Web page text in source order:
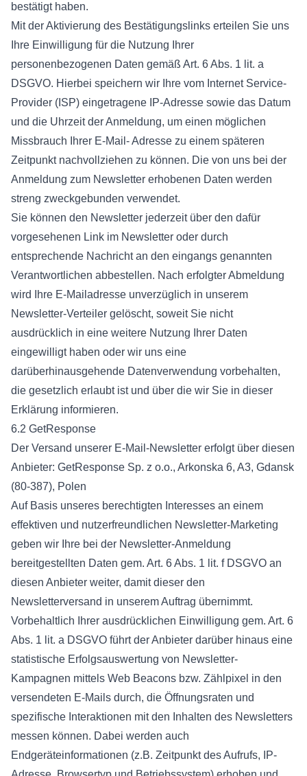
bestätigt haben.
Mit der Aktivierung des Bestätigungslinks erteilen Sie uns
Ihre Einwilligung für die Nutzung Ihrer
personenbezogenen Daten gemäß Art. 6 Abs. 1 lit. a
DSGVO. Hierbei speichern wir Ihre vom Internet Service-
Provider (ISP) eingetragene IP-Adresse sowie das Datum
und die Uhrzeit der Anmeldung, um einen möglichen
Missbrauch Ihrer E-Mail- Adresse zu einem späteren
Zeitpunkt nachvollziehen zu können. Die von uns bei der
Anmeldung zum Newsletter erhobenen Daten werden
streng zweckgebunden verwendet.
Sie können den Newsletter jederzeit über den dafür
vorgesehenen Link im Newsletter oder durch
entsprechende Nachricht an den eingangs genannten
Verantwortlichen abbestellen. Nach erfolgter Abmeldung
wird Ihre E-Mailadresse unverzüglich in unserem
Newsletter-Verteiler gelöscht, soweit Sie nicht
ausdrücklich in eine weitere Nutzung Ihrer Daten
eingewilligt haben oder wir uns eine
darüberhinausgehende Datenverwendung vorbehalten,
die gesetzlich erlaubt ist und über die wir Sie in dieser
Erklärung informieren.
6.2 GetResponse
Der Versand unserer E-Mail-Newsletter erfolgt über diesen
Anbieter: GetResponse Sp. z o.o., Arkonska 6, A3, Gdansk
(80-387), Polen
Auf Basis unseres berechtigten Interesses an einem
effektiven und nutzerfreundlichen Newsletter-Marketing
geben wir Ihre bei der Newsletter-Anmeldung
bereitgestellten Daten gem. Art. 6 Abs. 1 lit. f DSGVO an
diesen Anbieter weiter, damit dieser den
Newsletterversand in unserem Auftrag übernimmt.
Vorbehaltlich Ihrer ausdrücklichen Einwilligung gem. Art. 6
Abs. 1 lit. a DSGVO führt der Anbieter darüber hinaus eine
statistische Erfolgsauswertung von Newsletter-
Kampagnen mittels Web Beacons bzw. Zählpixel in den
versendeten E-Mails durch, die Öffnungsraten und
spezifische Interaktionen mit den Inhalten des Newsletters
messen können. Dabei werden auch
Endgeräteinformationen (z.B. Zeitpunkt des Aufrufs, IP-